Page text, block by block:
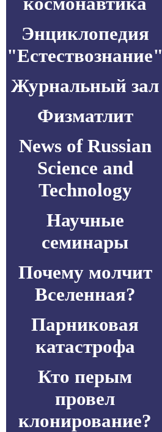
Энциклопедия
"Естествознание"
Журнальный зал
Физматлит
News of Russian
Science and
Technology
Научные
семинары
Почему молчит
Вселенная?
Парниковая
катастрофа
Кто перым
провел
клонирование?